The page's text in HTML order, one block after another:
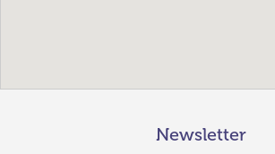
Newsletter